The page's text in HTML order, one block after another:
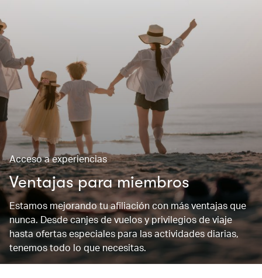
Acceso a experiencias
Ventajas para miembros
Estamos mejorando tu afiliación con más ventajas que
nunca. Desde canjes de vuelos y privilegios de viaje
hasta ofertas especiales para las actividades diarias,
tenemos todo lo que necesitas.